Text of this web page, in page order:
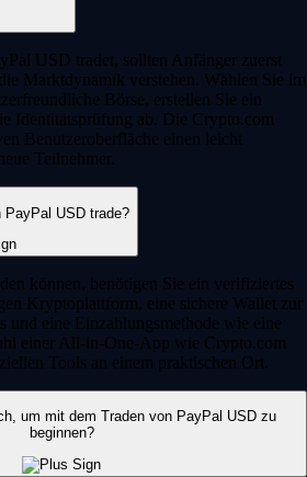
USD tradet, sollten Anfänger zuerst
Marktdynamik verstehen. Wählen Sie im
Börse, erstellen Sie ein
Identitätsprüfung ab. Die Crypto.com
Benutzeroberfläche einen leicht
Teilnehmer.
USD trade?
können, benötigen Sie ein verifiziertes
Kryptoplattform, eine sichere Wallet zur
und eine Einzahlungsmethode wie eine
einer All-in-One-App wie Crypto.com
Tools an einem praktischen Ort.
um mit dem Traden von PayPal USD zu
beginnen?